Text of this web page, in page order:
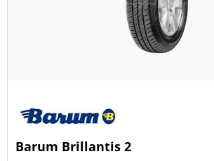
Barum Brillantis 2